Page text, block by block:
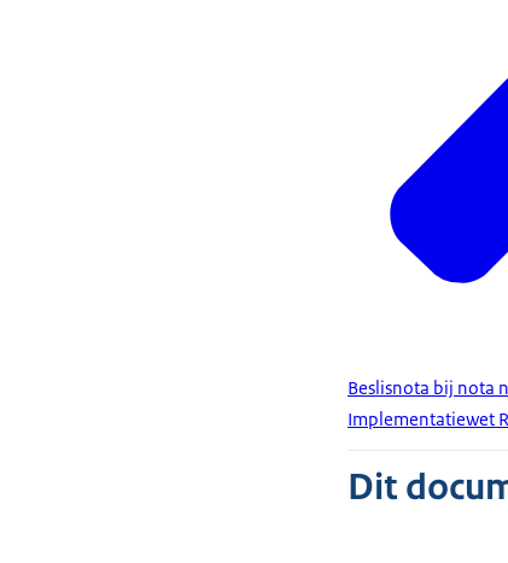
Beslisnota bij nota
Implementatiewet
Dit